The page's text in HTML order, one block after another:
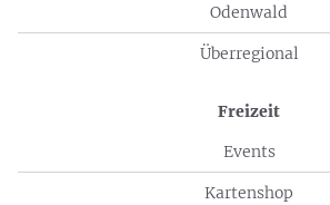
Odenwald
Überregional
Freizeit
Events
Kartenshop